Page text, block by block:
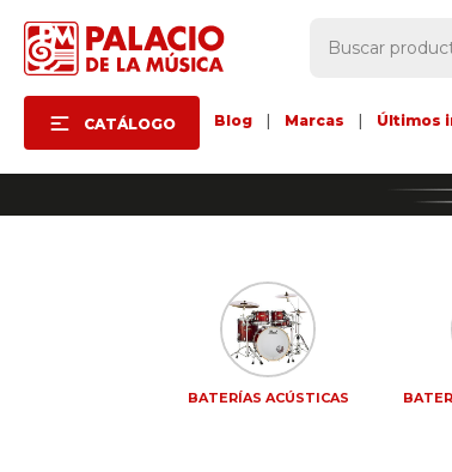
CATÁLOGO Blog Marcas Últimos
BATERÍAS ACÚSTICAS